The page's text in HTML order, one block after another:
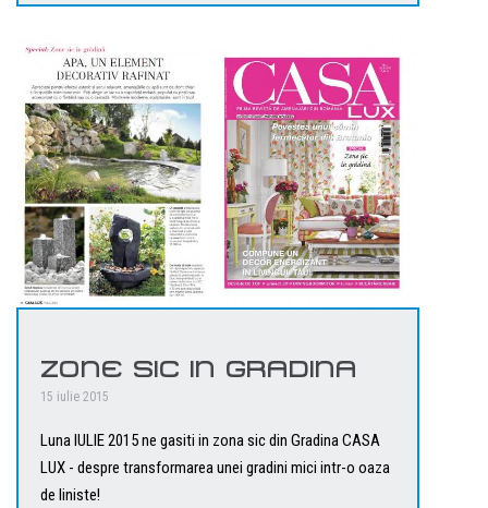
ZONE SIC IN GRADINA
15 iulie 2015
Luna IULIE 2015 ne gasiti in zona sic din Gradina CASA
LUX - despre transformarea unei gradini mici intr-o oaza
de liniste!